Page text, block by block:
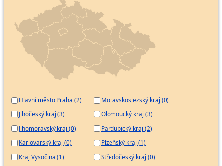
Hlavní město Praha (2)
Jihočeský kraj (3)
Jihomoravský kraj (0)
Karlovarský kraj (0)
Kraj Vysočina (1)
Moravskoslezský kraj (0)
Olomoucký kraj (3)
Pardubický kraj (2)
Plzeňský kraj (1)
Středočeský kraj (0)